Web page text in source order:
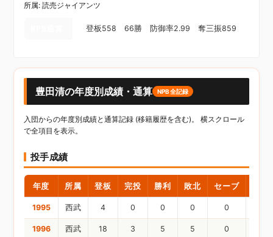
所属: 読売ジャイアンツ
登板558 66勝 防御率2.99 奪三振859
豊田清の年度別成績・通算 NPB全記録
入団からの年度別成績と通算記録 (移籍履歴を含む)。 横スクロール
で全項目を表示。
投手成績
年度 所属 登板 完投 勝利 敗北 セーブ
1995 西武 4 0 0 0 0
1996 西武 18 3 5 5 0